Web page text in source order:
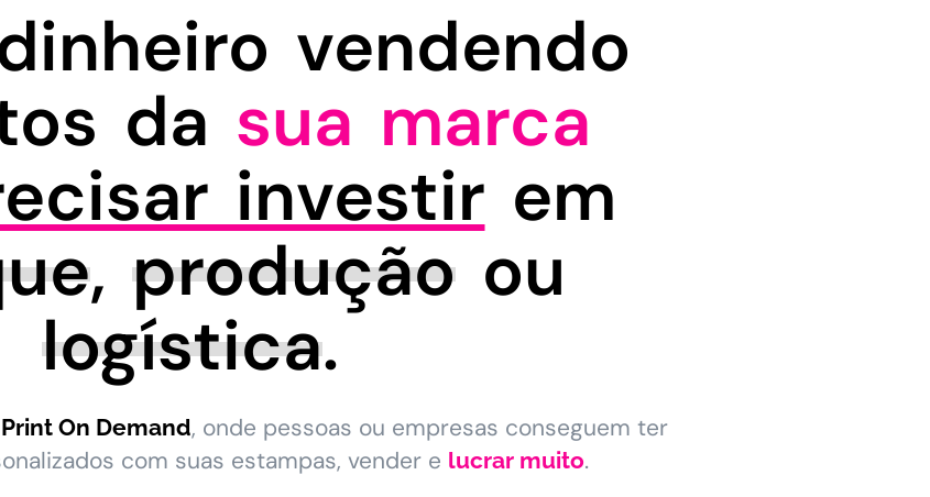
vendendo
da sua marca
investir em
, produçãoou
logística.
Print On Demand, onde pessoas ou empresas conseguem ter
com suas estampas, vender e lucrar muito.